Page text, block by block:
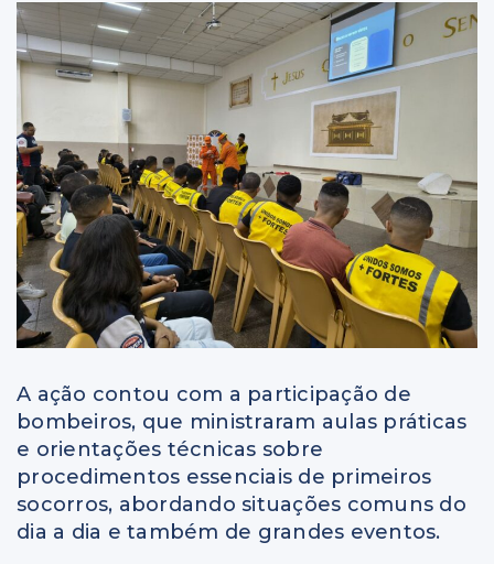
A ação contou com a participação de
bombeiros, que ministraram aulas práticas
e orientações técnicas sobre
procedimentos essenciais de primeiros
socorros, abordando situações comuns do
dia a dia e também de grandes eventos.